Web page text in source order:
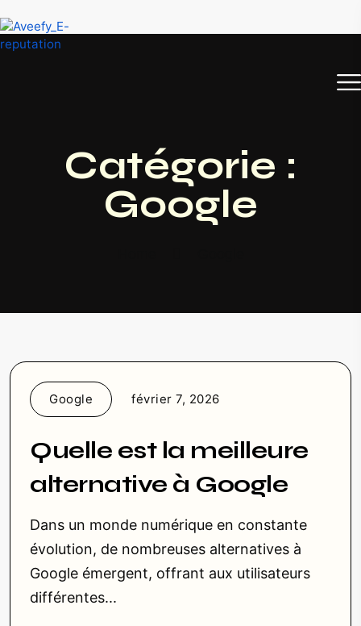
Catégorie :
Google
Google février 7, 2026
Quelle est la meilleure
alternative à Google
Dans un monde numérique en constante
évolution, de nombreuses alternatives à
Google émergent, offrant aux utilisateurs
différentes...